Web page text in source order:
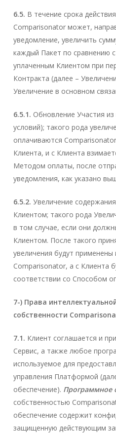
6.5. В течение срока
Comparisonator может,
уведомление, увеличить
каждый Пакет по сравнению
уплаченным Клиентом при
Контракта (далее –
Увеличение в основном
6.5.1. Обновление Участия
условий); такого рода
оплачиваются
Клиента, и с Клиента
Методом оплаты, после
уведомления, как указано
6.5.2. Увеличение
Клиентом; такого рода
в том случае, если они
Клиентом. После такого
увеличения будут применены
Comparisonator, а с Клиента
соответствии со Способом
7-) Права
собственности
7.1. Клиент соглашается и
Сервис, а также любое
используемое для
управления Платформой
обеспечение). Программное
собственностью
обеспечение содержит
защищенную действующим